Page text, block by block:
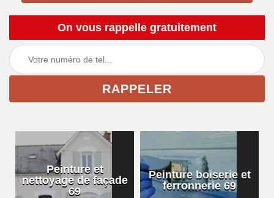
On vous rappelle gratuitement
Peinture et
nettoyage de façade
69
Peinture boiserie et
ferronnerie 69